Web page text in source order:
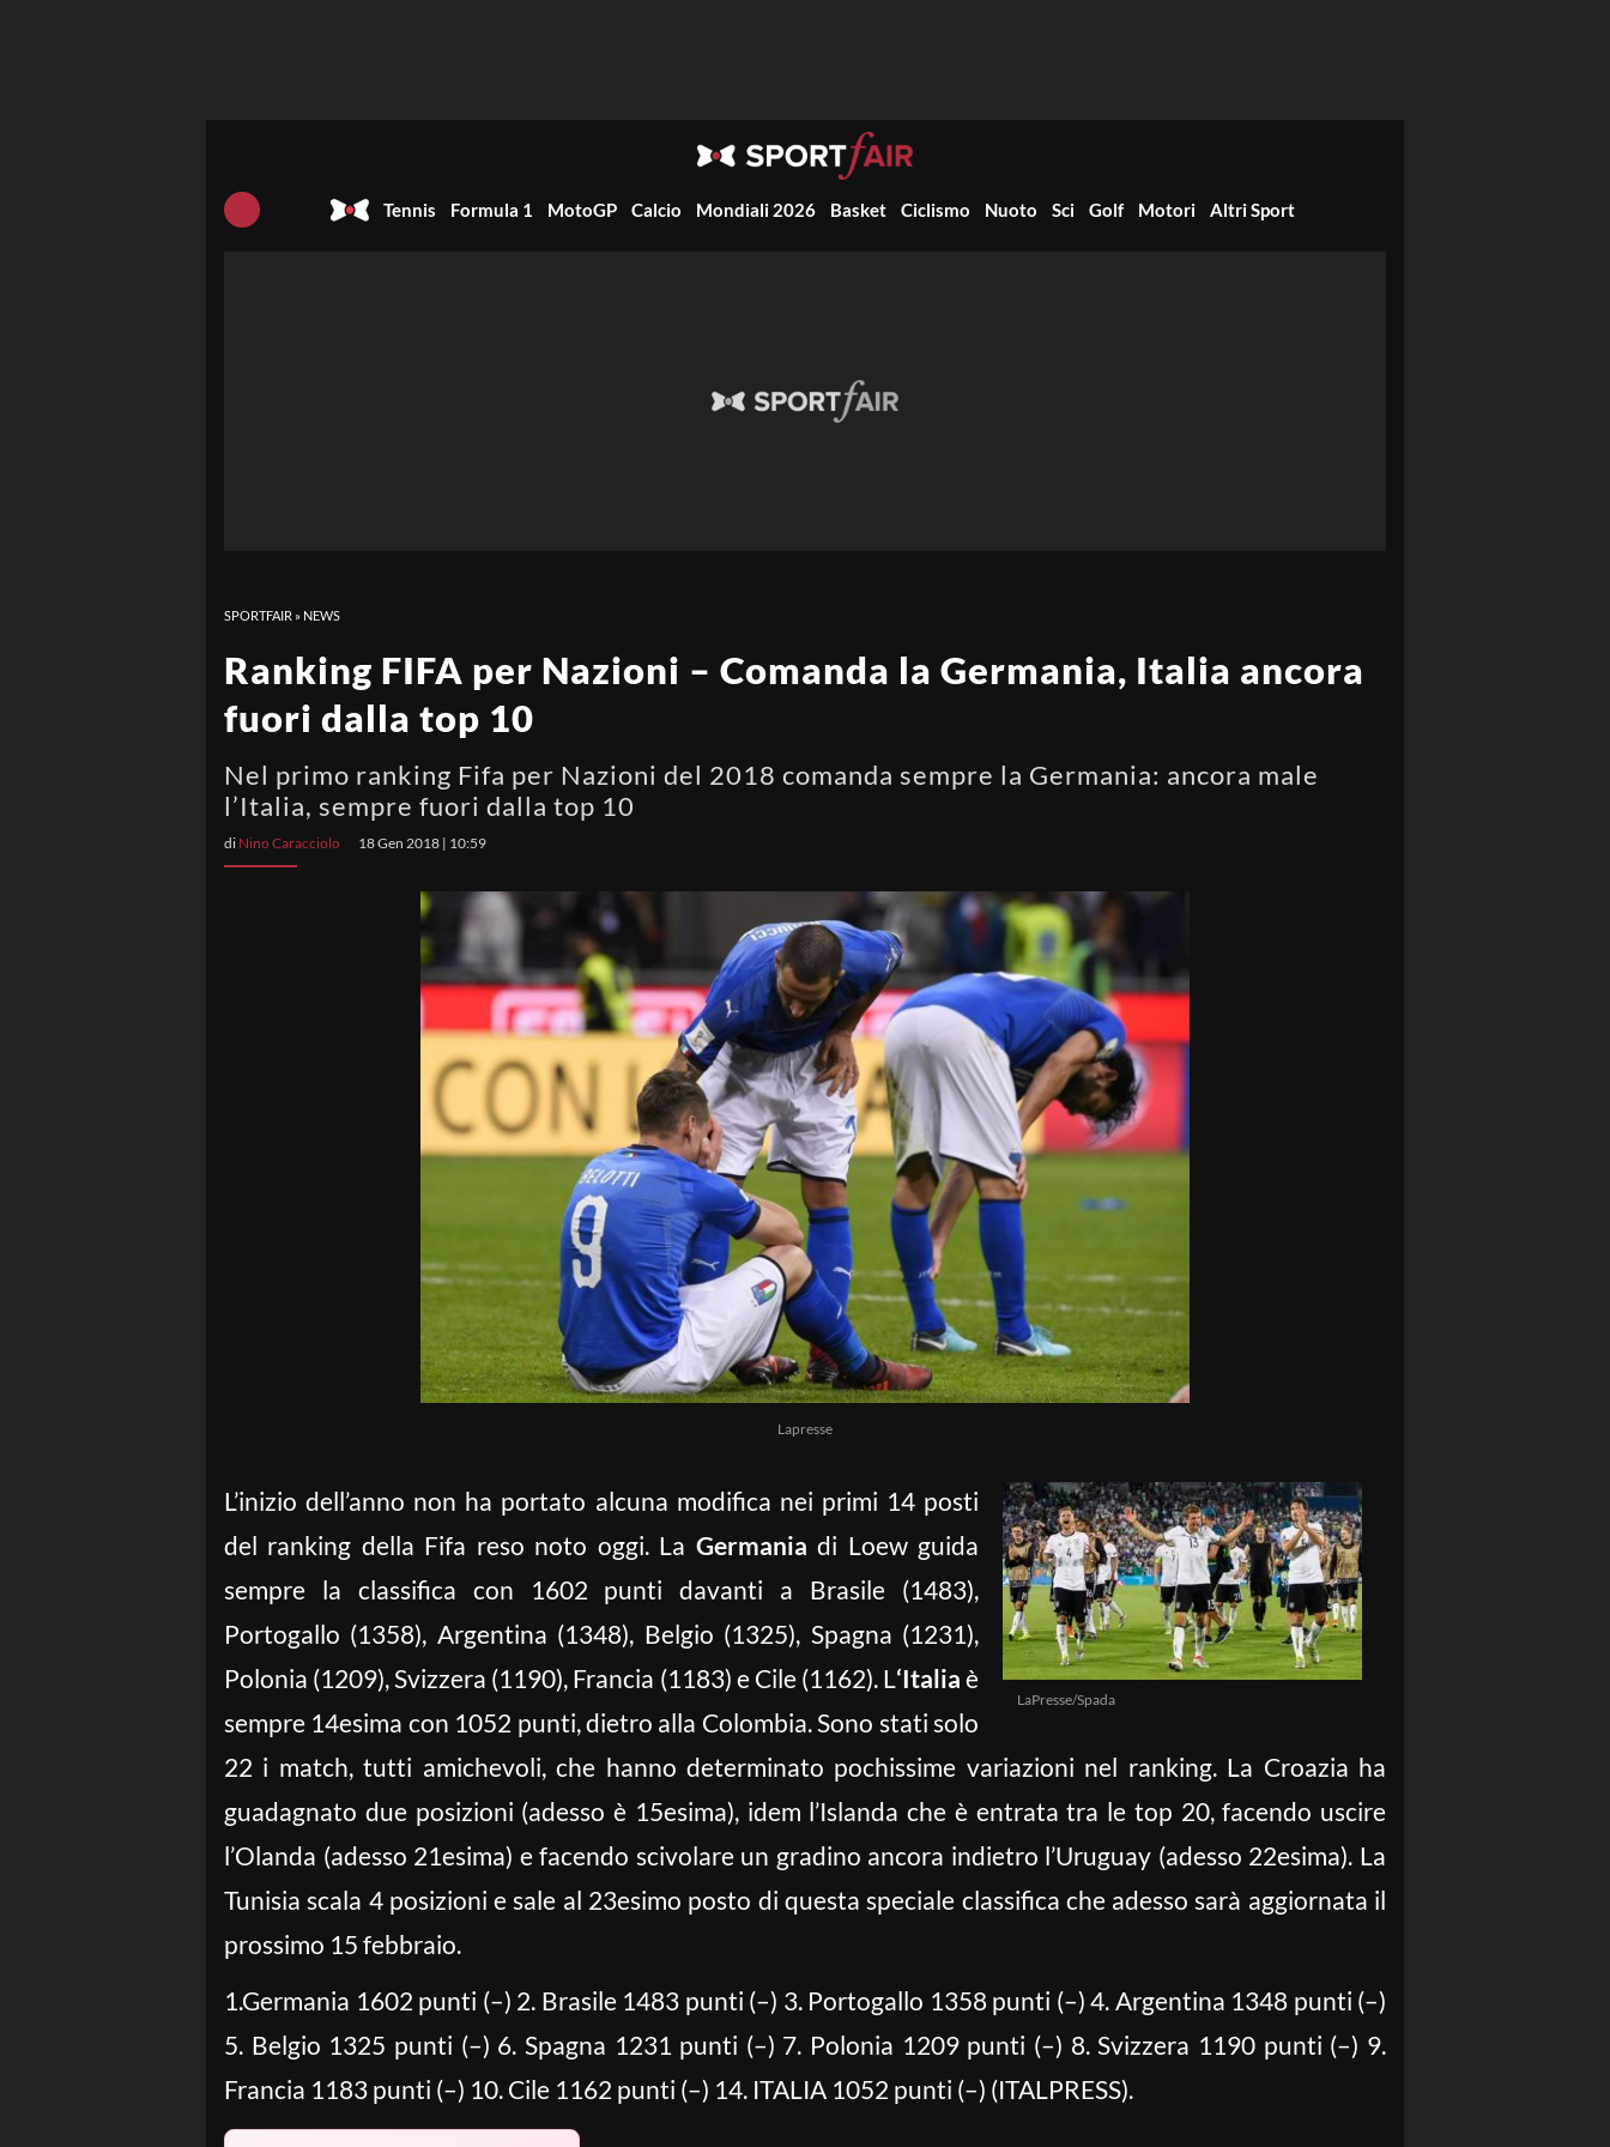
Tennis Formula 1 MotoGP Calcio Mondiali 2026 Basket Ciclismo Nuoto Sci Golf Motori Altri Sport
SPORTFAIR » NEWS
Ranking FIFA per Nazioni – Comanda la Germania, Italia ancora
fuori dalla top 10
Nel primo ranking Fifa per Nazioni del 2018 comanda sempre la Germania: ancora male
l’Italia, sempre fuori dalla top 10
di Nino Caracciolo 18 Gen 2018 | 10:59
Lapresse
LaPresse/Spada
L’inizio dell’anno non ha portato alcuna modifica nei primi 14 posti
del ranking della Fifa reso noto oggi. La Germania di Loew guida
sempre la classifica con 1602 punti davanti a Brasile (1483),
Portogallo (1358), Argentina (1348), Belgio (1325), Spagna (1231),
Polonia (1209), Svizzera (1190), Francia (1183) e Cile (1162). L‘Italia è
sempre 14esima con 1052 punti, dietro alla Colombia. Sono stati solo
22 i match, tutti amichevoli, che hanno determinato pochissime variazioni nel ranking. La Croazia ha
guadagnato due posizioni (adesso è 15esima), idem l’Islanda che è entrata tra le top 20, facendo uscire
l’Olanda (adesso 21esima) e facendo scivolare un gradino ancora indietro l’Uruguay (adesso 22esima). La
Tunisia scala 4 posizioni e sale al 23esimo posto di questa speciale classifica che adesso sarà aggiornata il
prossimo 15 febbraio.
1.Germania 1602 punti (–) 2. Brasile 1483 punti (–) 3. Portogallo 1358 punti (–) 4. Argentina 1348 punti (–)
5. Belgio 1325 punti (–) 6. Spagna 1231 punti (–) 7. Polonia 1209 punti (–) 8. Svizzera 1190 punti (–) 9.
Francia 1183 punti (–) 10. Cile 1162 punti (–) 14. ITALIA 1052 punti (–) (ITALPRESS).